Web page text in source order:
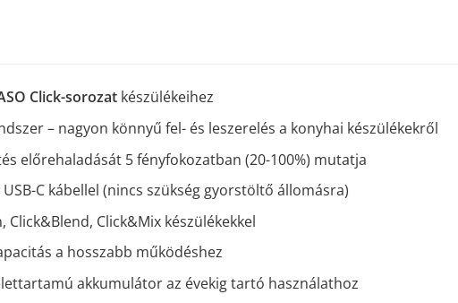
Click-sorozat készülékeihez
– nagyon könnyű fel- és leszerelés a konyhai készülékekről
előrehaladását 5 fényfokozatban (20-100%) mutatja
C kábellel (nincs szükség gyorstöltő állomásra)
Click&Blend, Click&Mix készülékekkel
a hosszabb működéshez
akkumulátor az évekig tartó használathoz